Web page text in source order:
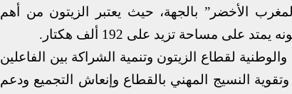
الأخضر” بالجهة، حيث يعتبر الزيتون من أهم
على مساحة تزيد على 192 ألف هكتار.
لقطاع الزيتون وتنمية الشراكة بين الفاعلين
النسيج المهني بالقطاع وإنعاش التجميع ودعم